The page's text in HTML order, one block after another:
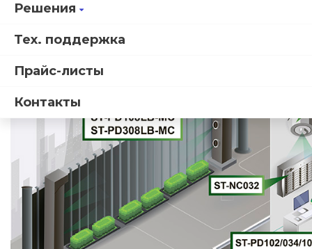
Решения
Тех. поддержка
Прайс-листы
Контакты
здании и на улице